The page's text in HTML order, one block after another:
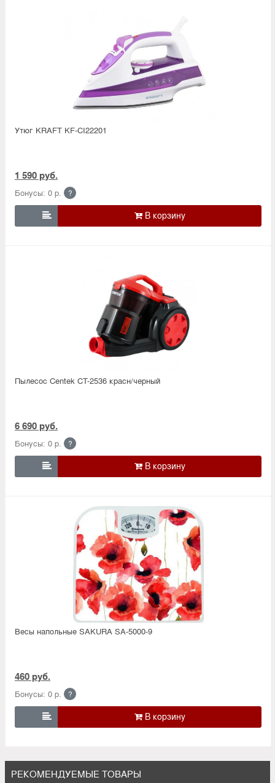
Утюг KRAFT KF-CI22201
1 590 руб.
Бонусы: 0 р. ?

Пылесос Centek CT-2536 красн/черный
6 690 руб.
Бонусы: 0 р. ?

Весы напольные SAKURA SA-5000-9
460 руб.
Бонусы: 0 р. ?

РЕКОМЕНДУЕМЫЕ ТОВАРЫ